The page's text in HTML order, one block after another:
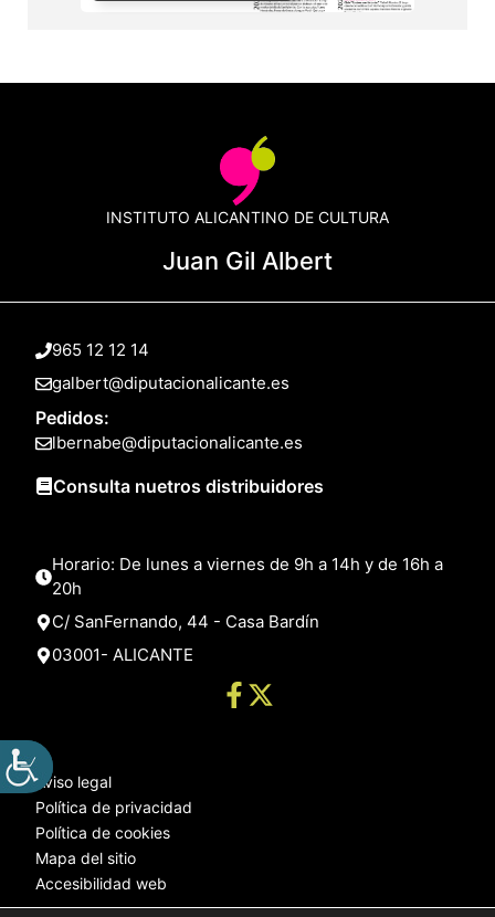
INSTITUTO ALICANTINO DE CULTURA
Juan Gil Albert
965 12 12 14
galbert@diputacionalicante.es
Pedidos:
lbernabe@diputacionalicante.es
Consulta nuetros distribuidores
Horario: De lunes a viernes de 9h a 14h y de 16h a
20h
C/ SanFernando, 44 - Casa Bardín
03001- ALICANTE
Aviso legal
Política de privacidad
Política de cookies
Mapa del sitio
Accesibilidad web